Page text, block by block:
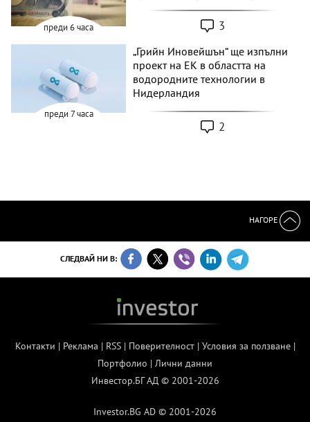
преди 6 часа 3
преди 7 часа
„Грийн Иновейшън“ ще изпълни
проект на ЕК в областта на
водородните технологии в
Нидерландия
2
НАГОРЕ
СЛЕДВАЙ НИ В:
Контакти | Реклама | RSS| Поверителност| Условия за ползване|
Портфолио | Лични данни
Инвестор.БГ АД © 2001-2026
Investor.BG AD © 2001-2026